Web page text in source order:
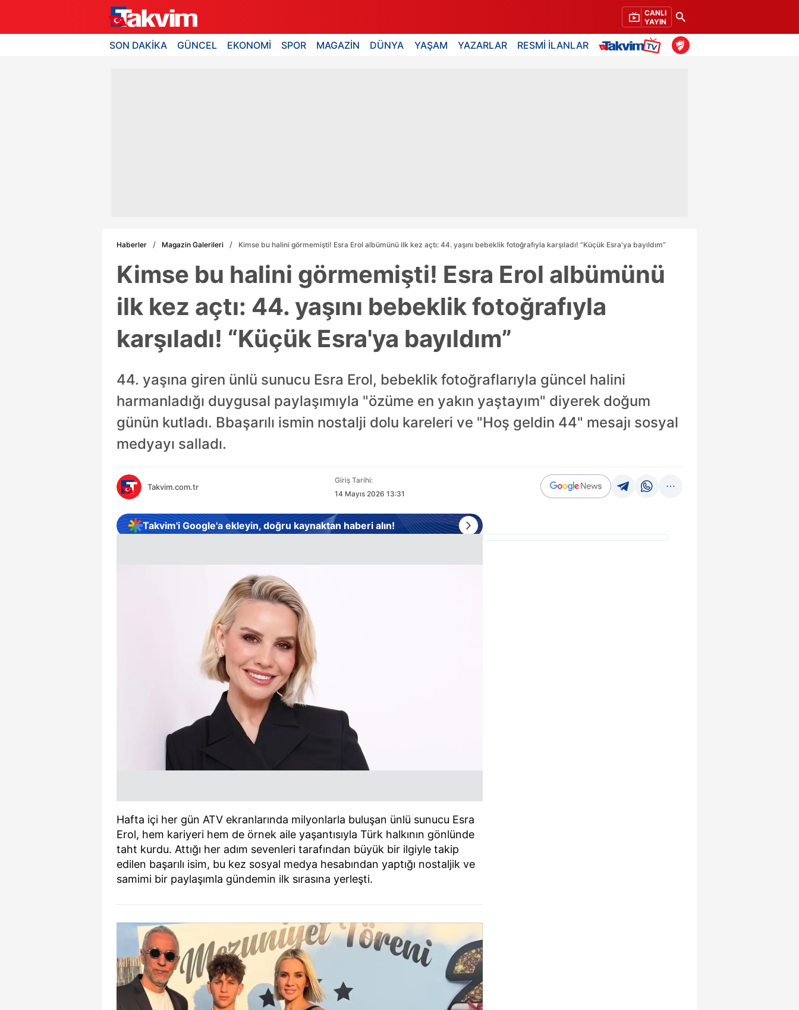
CANLI
YAYIN
SON DAKİKA GÜNCEL EKONOMİ SPOR MAGAZİN DÜNYA YAŞAM YAZARLAR RESMİ İLANLAR
Haberler Magazin Galerileri Kimse bu halini görmemişti! Esra Erol albümünü ilk kez açtı: 44. yaşını bebeklik fotoğrafıyla karşıladı! “Küçük Esra'ya bayıldım”
Kimse bu halini görmemişti! Esra Erol albümünü
ilk kez açtı: 44. yaşını bebeklik fotoğrafıyla
karşıladı! “Küçük Esra'ya bayıldım”
44. yaşına giren ünlü sunucu Esra Erol, bebeklik fotoğraflarıyla güncel halini
harmanladığı duygusal paylaşımıyla "özüme en yakın yaştayım" diyerek doğum
günün kutladı. Bbaşarılı ismin nostalji dolu kareleri ve "Hoş geldin 44" mesajı sosyal
medyayı salladı.
Takvim.com.tr
Giriş Tarihi:
14 Mayıs 2026 13:31
Takvim'i Google'a ekleyin, doğru kaynaktan haberi alın!
Hafta içi her gün ATV ekranlarında milyonlarla buluşan ünlü sunucu Esra
Erol, hem kariyeri hem de örnek aile yaşantısıyla Türk halkının gönlünde
taht kurdu. Attığı her adım sevenleri tarafından büyük bir ilgiyle takip
edilen başarılı isim, bu kez sosyal medya hesabından yaptığı nostaljik ve
samimi bir paylaşımla gündemin ilk sırasına yerleşti.